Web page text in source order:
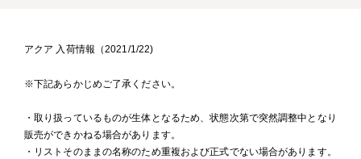
アクア 入荷情報（2021/1/22)
※下記あらかじめご了承ください。
・取り扱っているものが生体となるため、状態次第で突然調整中となり
販売ができかねる場合があります。
・リストそのままの名称のため重複および正式でない場合があります。